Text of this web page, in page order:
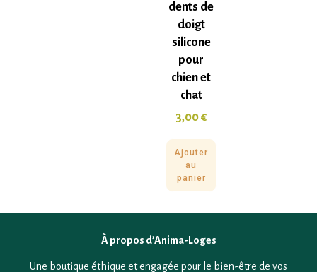
dents de
doigt
silicone
pour
chien et
chat
3,00€
Ajouter
au
panier
À propos d’Anima-Loges
Une boutique éthique et engagée pour le bien-être de vos